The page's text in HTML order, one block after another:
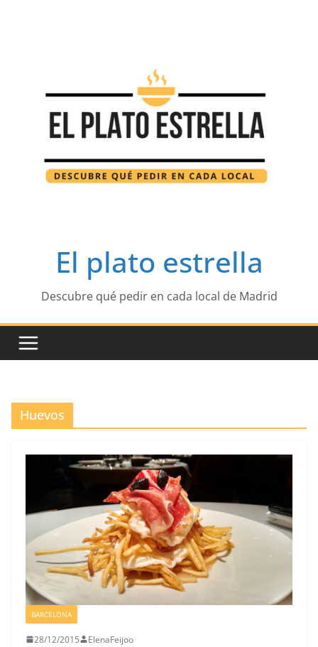
El plato estrella
Descubre qué pedir en cada local de Madrid
Huevos
BARCELONA
28/12/2015 ElenaFeijoo